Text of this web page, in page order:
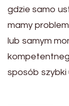
gdzie samo
mamy
lub samym
sposób szybki